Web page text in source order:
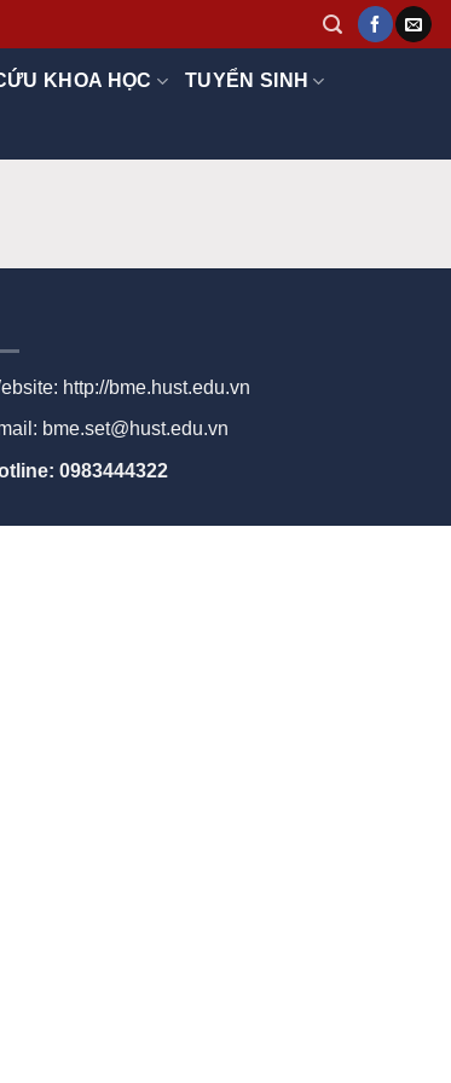
KHOA HỌC TUYỂN SINH
http://bme.hust.edu.vn
bme.set@hust.edu.vn
0983444322